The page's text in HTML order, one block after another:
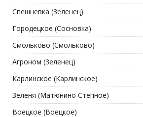
Спешневка (3еленец)
Городецкое (Сосновка)
Смольково (Смольково)
Агроном (3еленец)
Карлинское (Карлинское)
Зеленя (Матюнино Степное)
Воецкое (Воецкое)